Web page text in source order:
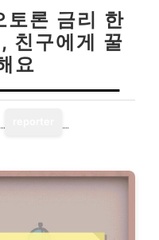
토론 금리 한
친구에게 꿀
요